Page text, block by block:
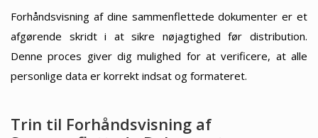
Forhåndsvisning af dine sammenflettede dokumenter er et
afgørende skridt i at sikre nøjagtighed før distribution.
Denne proces giver dig mulighed for at verificere, at alle
personlige data er korrekt indsat og formateret.
Trin til Forhåndsvisning af